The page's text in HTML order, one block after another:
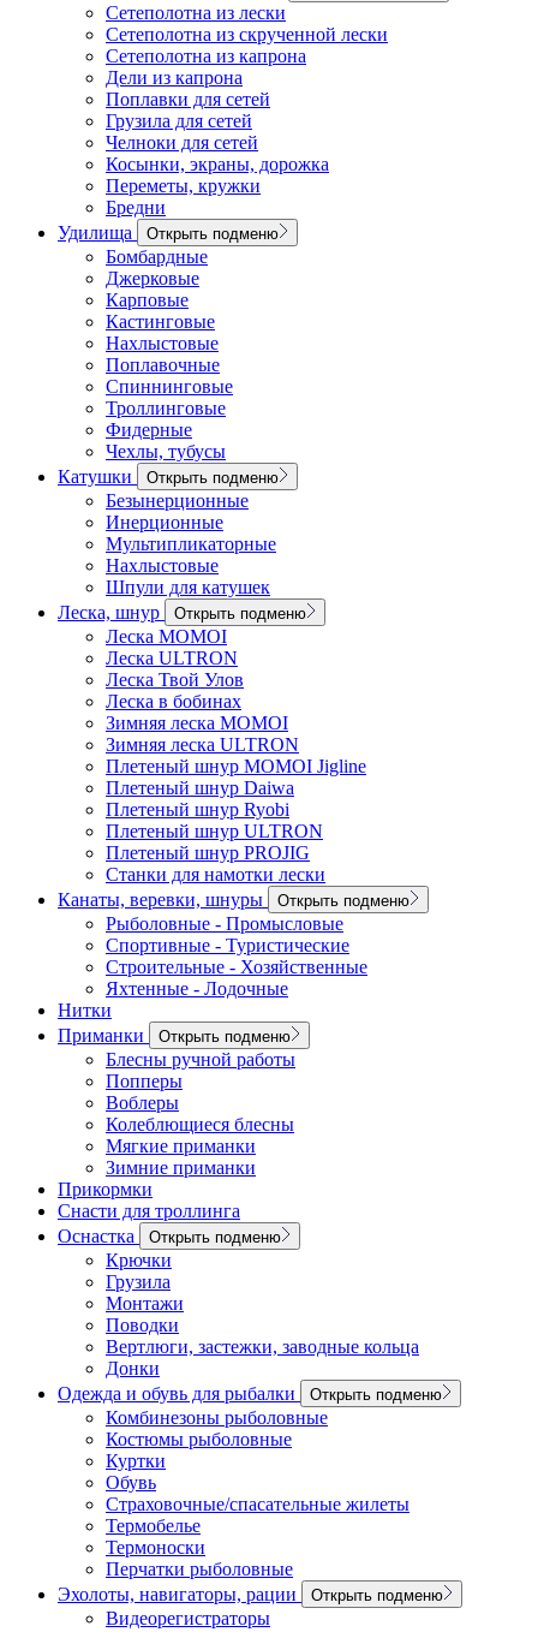
Сетеполотна из лески
Сетеполотна из скрученной лески
Сетеполотна из капрона
Дели из капрона
Поплавки для сетей
Грузила для сетей
Челноки для сетей
Косынки, экраны, дорожка
Переметы, кружки
Бредни
Удилища
Открыть подменю
Бомбардные
Джерковые
Карповые
Кастинговые
Нахлыстовые
Поплавочные
Спиннинговые
Троллинговые
Фидерные
Чехлы, тубусы
Катушки
Открыть подменю
Безынерционные
Инерционные
Мультипликаторные
Нахлыстовые
Шпули для катушек
Леска, шнур
Открыть подменю
Леска MOMOI
Леска ULTRON
Леска Твой Улов
Леска в бобинах
Зимняя леска MOMOI
Зимняя леска ULTRON
Плетеный шнур MOMOI Jigline
Плетеный шнур Daiwa
Плетеный шнур Ryobi
Плетеный шнур ULTRON
Плетеный шнур PROJIG
Станки для намотки лески
Канаты, веревки, шнуры
Открыть подменю
Рыболовные - Промысловые
Спортивные - Туристические
Строительные - Хозяйственные
Яхтенные - Лодочные
Нитки
Приманки
Открыть подменю
Блесны ручной работы
Попперы
Воблеры
Колеблющиеся блесны
Мягкие приманки
Зимние приманки
Прикормки
Снасти для троллинга
Оснастка
Открыть подменю
Крючки
Грузила
Монтажи
Поводки
Вертлюги, застежки, заводные кольца
Донки
Одежда и обувь для рыбалки
Открыть подменю
Комбинезоны рыболовные
Костюмы рыболовные
Куртки
Обувь
Страховочные/спасательные жилеты
Термобелье
Термоноски
Перчатки рыболовные
Эхолоты, навигаторы, рации
Открыть подменю
Видеорегистраторы